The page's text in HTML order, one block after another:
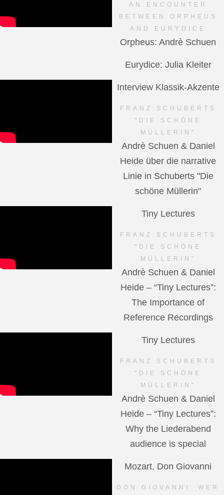
AN ENCOUNTER
BETWEEN ORPHEUS
AND EURYDICE
Orpheus: Andrè Schuen
Eurydice: Julia Kleiter
Interview Klassik-Akzente
FRANZ SCHUBERTS
"DIE SCHÖNE
MÜLLERIN"
Andrè Schuen & Daniel
Heide über die narrative
Linie in Schuberts "Die
schöne Müllerin"
Tiny Lectures
FRANZ SCHUBERTS
"DIE SCHÖNE
MÜLLERIN"
Andrè Schuen & Daniel
Heide – “Tiny Lectures”:
The Importance of
Reference Recordings
Tiny Lectures
FRANZ SCHUBERTS
"DIE SCHÖNE
MÜLLERIN"
Andrè Schuen & Daniel
Heide – “Tiny Lectures”:
Why the Liederabend
audience is special
Mozart, Don Giovanni
DON GIOVANNI: WER